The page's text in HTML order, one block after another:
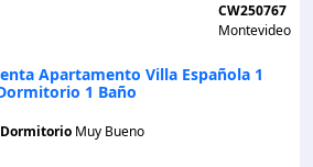
CW250767
Montevideo
Apartamento Villa Española 1
1 Baño
Muy Bueno